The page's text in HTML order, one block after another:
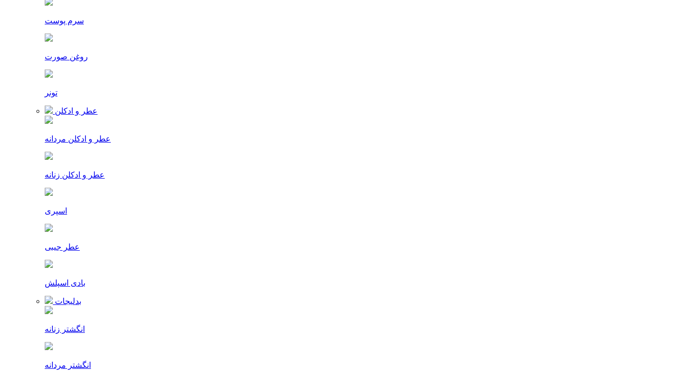
سرم پوست
روغن صورت
تونر
عطر و ادکلن
عطر و ادکلن مردانه
عطر و ادکلن زنانه
اسپری
عطر جیبی
بادی اسپلش
بدلیجات
انگشتر زنانه
انگشتر مردانه